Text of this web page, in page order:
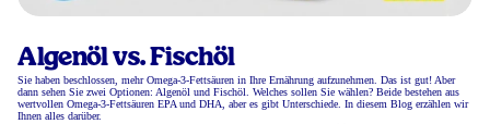
Algenöl vs. Fischöl
Sie haben beschlossen, mehr Omega-3-Fettsäuren in Ihre Ernährung aufzunehmen. Das ist gut! Aber
dann sehen Sie zwei Optionen: Algenöl und Fischöl. Welches sollen Sie wählen? Beide bestehen aus
wertvollen Omega-3-Fettsäuren EPA und DHA, aber es gibt Unterschiede. In diesem Blog erzählen wir
Ihnen alles darüber.